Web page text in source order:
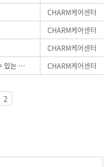
CHARM케어센터
CHARM케어센터
CHARM케어센터
마음이 힘들 때, 토닥토닥 위로해줄 수 있는 책 추천
CHARM케어센터
2